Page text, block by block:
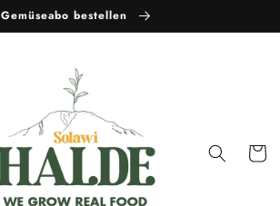
Gemüseabo bestellen
Cart